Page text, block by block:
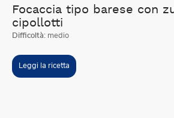
Focaccia tipo barese con
cipollotti
Difficoltà: medio
Leggi la ricetta